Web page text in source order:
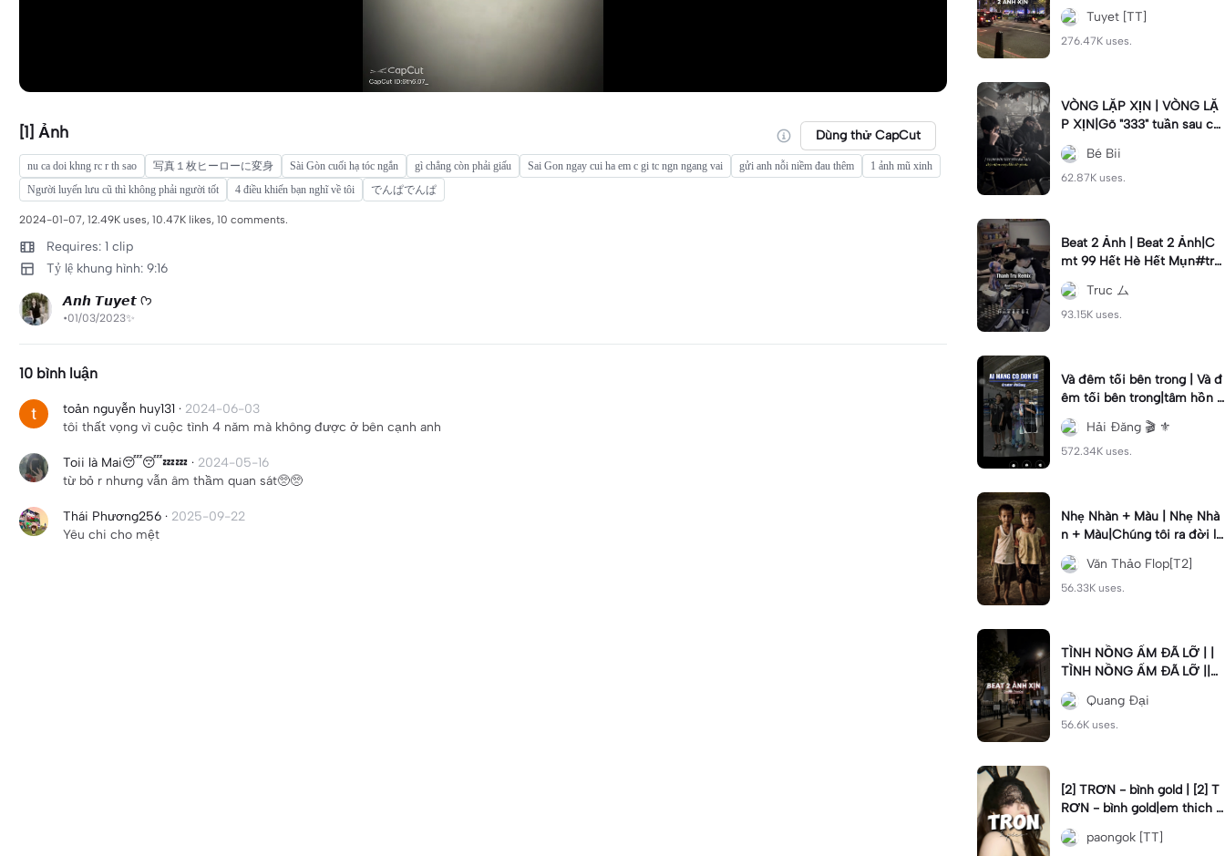
[1] Ảnh Dùng thử CapCut
nu ca doi khng rc r th sao 写真１枚ヒーローに変身 Sài Gòn cuối hạ tóc ngắn gì chẳng còn phải giấu Sai Gon ngay cui ha em c gi tc ngn ngang vai gửi anh nỗi niềm đau thêm
1 ảnh mũ xinh
Người luyến lưu cũ thì không phải người tốt
4 điều khiến bạn nghĩ về tôi でんぱでんぱ
2024-01-07, 12.49K uses, 10.47K likes, 10 comments.
Requires: 1 clip
Tỷ lệ khung hình: 9:16
𝘼𝙣𝙝 𝙏𝙪𝙮𝙚𝙩 ᡣ𐭩
•01/03/2023✨
10 bình luận
toản nguyễn huy131 · 2024-06-03
tôi thất vọng vì cuộc tình 4 năm mà không được ở bên cạnh anh
Toii là Mai😴😴💤💤 · 2024-05-16
từ bỏ r nhưng vẫn âm thầm quan sát🥺🥺
Thái Phương256 · 2025-09-22
Yêu chi cho mệt
Tuyet [TT]
276.47K uses.
VÒNG LẶP XỊN | VÒNG LẶ
P XỊN|Gõ "333" tuần sau ca
o lên 2cm #2anh#vonglap
Bé Bii
62.87K uses.
Beat 2 Ảnh | Beat 2 Ảnh|C
mt 99 Hết Hè Hết Mụn#tru
c
Truc ム
93.15K uses.
Và đêm tối bên trong | Và đ
êm tối bên trong|tâm hồn t
ừng dòng suy nghĩ ta xa nha
u vì #haidang #xh
Hải Đăng 🎬 ⚜
572.34K uses.
Nhẹ Nhàn + Màu | Nhẹ Nhà
n + Màu|Chúng tôi ra đời lă
n lộn phải nói nghĩa khí#nh
enhanVăn Thảo Flop[T2]
56.33K uses.
TÌNH NỒNG ẤM ĐÃ LỠ | |
TÌNH NỒNG ẤM ĐÃ LỠ ||C
mt “999” rủi ro qua đi #xhu
ong📌 #trinhdai #vonglap
Quang Đại
56.6K uses.
[2] TRƠN - bình gold | [2] T
RƠN - bình gold|em thich c
hoi do#dttt#tron#binhgold
#2anhnhennhang#fyp
paongok [TT]